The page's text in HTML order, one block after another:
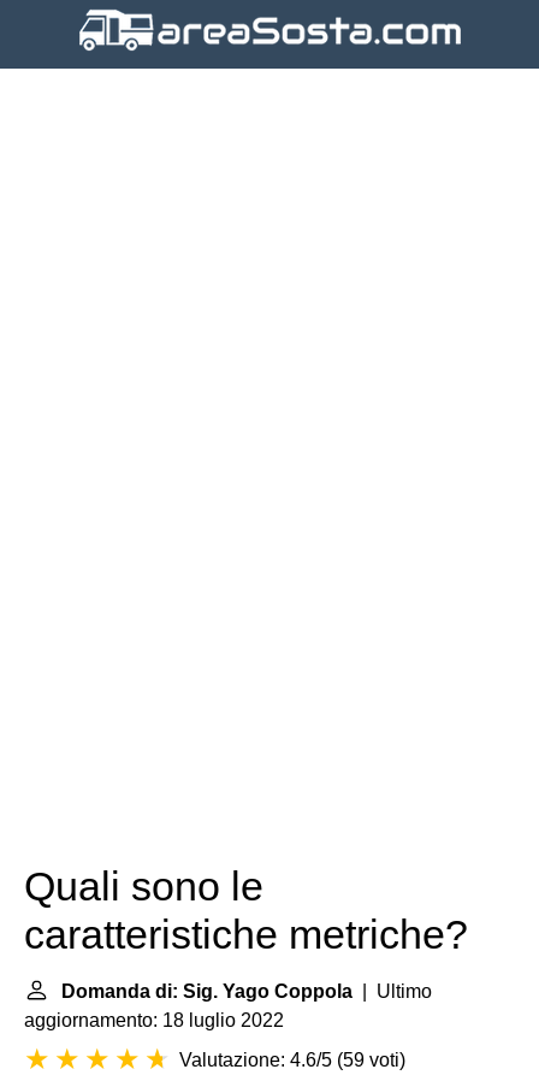
Quali sono le
caratteristiche metriche?
Domanda di: Sig. Yago Coppola | Ultimo
aggiornamento: 18 luglio 2022
Valutazione: 4.6/5 (59 voti)